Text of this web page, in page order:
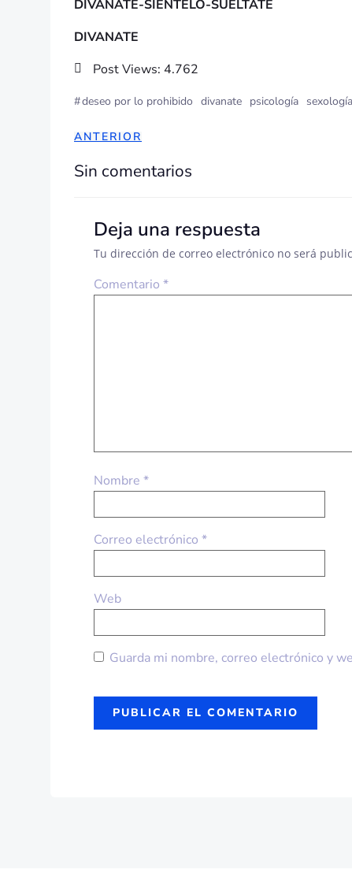
DIVANATE-SIÉNTELO-SUÉLTATE
DIVANATE
Post Views: 4.762
#deseo por lo prohibido divanate psicología sexología
NAVEGACIÓN
DE
ENTRADAS
ANTERIOR
Sin comentarios
Deja una respuesta
Tu dirección de correo electrónico no será
Comentario *
Nombre *
Correo electrónico *
Web
Guarda mi nombre, correo electrónico y